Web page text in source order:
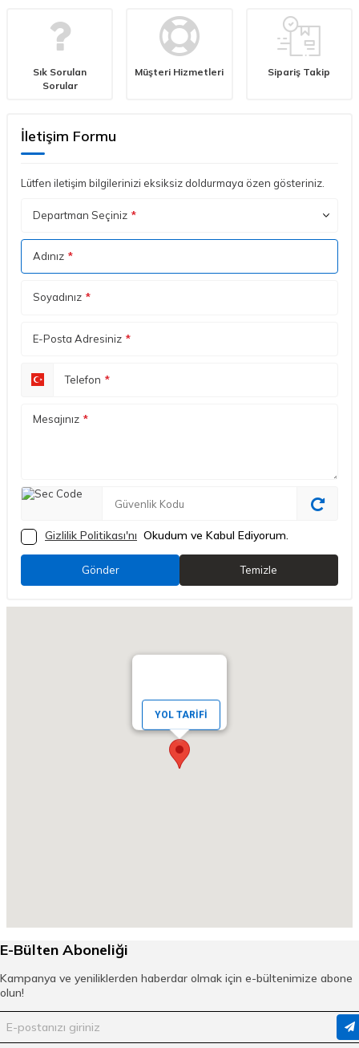
Sık Sorulan
Sorular
Müşteri Hizmetleri Sipariş Takip
İletişim Formu
Lütfen iletişim bilgilerinizi eksiksiz doldurmaya özen gösteriniz.
Departman Seçiniz *
Adınız *
Soyadınız *
E-Posta Adresiniz *
Telefon *
Mesajınız *
Gizlilik Politikası'nı Okudum ve Kabul Ediyorum.
Gönder Temizle
YOL TARIFI
E-Bülten Aboneliği
Kampanya ve yeniliklerden haberdar olmak için e-bültenimize abone
olun!